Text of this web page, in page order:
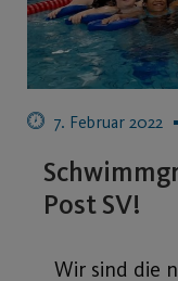
7. Februar 2022
Post SV!
Wir sind die